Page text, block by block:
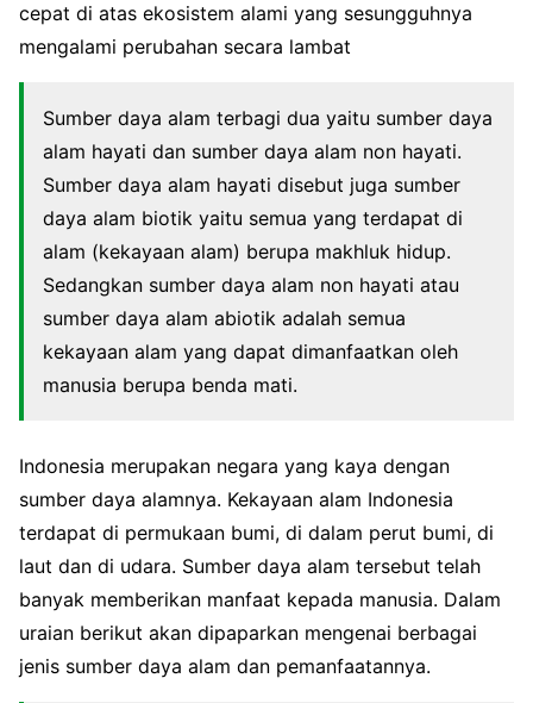
cepat di atas ekosistem alami yang sesungguhnya
mengalami perubahan secara lambat
Sumber daya alam terbagi dua yaitu sumber daya
alam hayati dan sumber daya alam non hayati.
Sumber daya alam hayati disebut juga sumber
daya alam biotik yaitu semua yang terdapat di
alam (kekayaan alam) berupa makhluk hidup.
Sedangkan sumber daya alam non hayati atau
sumber daya alam abiotik adalah semua
kekayaan alam yang dapat dimanfaatkan oleh
manusia berupa benda mati.
Indonesia merupakan negara yang kaya dengan
sumber daya alamnya. Kekayaan alam Indonesia
terdapat di permukaan bumi, di dalam perut bumi, di
laut dan di udara. Sumber daya alam tersebut telah
banyak memberikan manfaat kepada manusia. Dalam
uraian berikut akan dipaparkan mengenai berbagai
jenis sumber daya alam dan pemanfaatannya.